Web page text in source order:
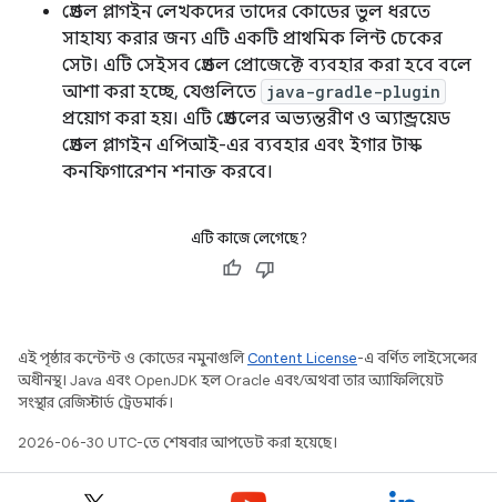
গ্রেডল প্লাগইন লেখকদের তাদের কোডের ভুল ধরতে
সাহায্য করার জন্য এটি একটি প্রাথমিক লিন্ট চেকের
সেট। এটি সেইসব গ্রেডল প্রোজেক্টে ব্যবহার করা হবে বলে
আশা করা হচ্ছে, যেগুলিতে java-gradle-plugin
প্রয়োগ করা হয়। এটি গ্রেডলের অভ্যন্তরীণ ও অ্যান্ড্রয়েড
গ্রেডল প্লাগইন এপিআই-এর ব্যবহার এবং ইগার টাস্ক
কনফিগারেশন শনাক্ত করবে।
এটি কাজে লেগেছে?
এই পৃষ্ঠার কন্টেন্ট ও কোডের নমুনাগুলিContent License-এ বর্ণিত লাইসেন্সের
অধীনস্থ। Java এবং OpenJDK হল Oracle এবং/অথবা তার অ্যাফিলিয়েট
সংস্থার রেজিস্টার্ড ট্রেডমার্ক।
2026-06-30 UTC-তে শেষবার আপডেট করা হয়েছে।